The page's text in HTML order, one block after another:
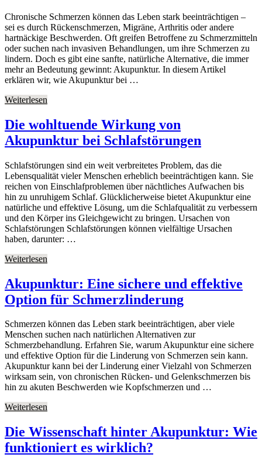
Chronische Schmerzen können das Leben stark beeinträchtigen –
sei es durch Rückenschmerzen, Migräne, Arthritis oder andere
hartnäckige Beschwerden. Oft greifen Betroffene zu Schmerzmitteln
oder suchen nach invasiven Behandlungen, um ihre Schmerzen zu
lindern. Doch es gibt eine sanfte, natürliche Alternative, die immer
mehr an Bedeutung gewinnt: Akupunktur. In diesem Artikel
erklären wir, wie Akupunktur bei …
Weiterlesen
Die wohltuende Wirkung von
Akupunktur bei Schlafstörungen
Schlafstörungen sind ein weit verbreitetes Problem, das die
Lebensqualität vieler Menschen erheblich beeinträchtigen kann. Sie
reichen von Einschlafproblemen über nächtliches Aufwachen bis
hin zu unruhigem Schlaf. Glücklicherweise bietet Akupunktur eine
natürliche und effektive Lösung, um die Schlafqualität zu verbessern
und den Körper ins Gleichgewicht zu bringen. Ursachen von
Schlafstörungen Schlafstörungen können vielfältige Ursachen
haben, darunter: …
Weiterlesen
Akupunktur: Eine sichere und effektive
Option für Schmerzlinderung
Schmerzen können das Leben stark beeinträchtigen, aber viele
Menschen suchen nach natürlichen Alternativen zur
Schmerzbehandlung. Erfahren Sie, warum Akupunktur eine sichere
und effektive Option für die Linderung von Schmerzen sein kann.
Akupunktur kann bei der Linderung einer Vielzahl von Schmerzen
wirksam sein, von chronischen Rücken- und Gelenkschmerzen bis
hin zu akuten Beschwerden wie Kopfschmerzen und …
Weiterlesen
Die Wissenschaft hinter Akupunktur: Wie
funktioniert es wirklich?